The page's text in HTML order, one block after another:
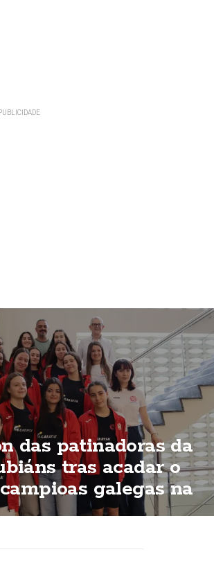
das patinadoras da
tras acadar o
galegas na
"ShoW"